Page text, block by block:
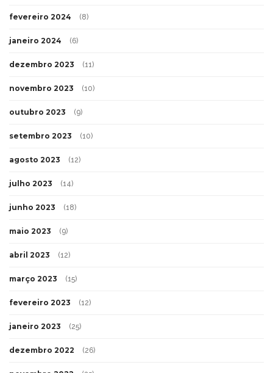
fevereiro 2024 (8)
janeiro 2024 (6)
dezembro 2023 (11)
novembro 2023 (10)
outubro 2023 (9)
setembro 2023 (10)
agosto 2023 (12)
julho 2023 (14)
junho 2023 (18)
maio 2023 (9)
abril 2023 (12)
março 2023 (15)
fevereiro 2023 (12)
janeiro 2023 (25)
dezembro 2022 (26)